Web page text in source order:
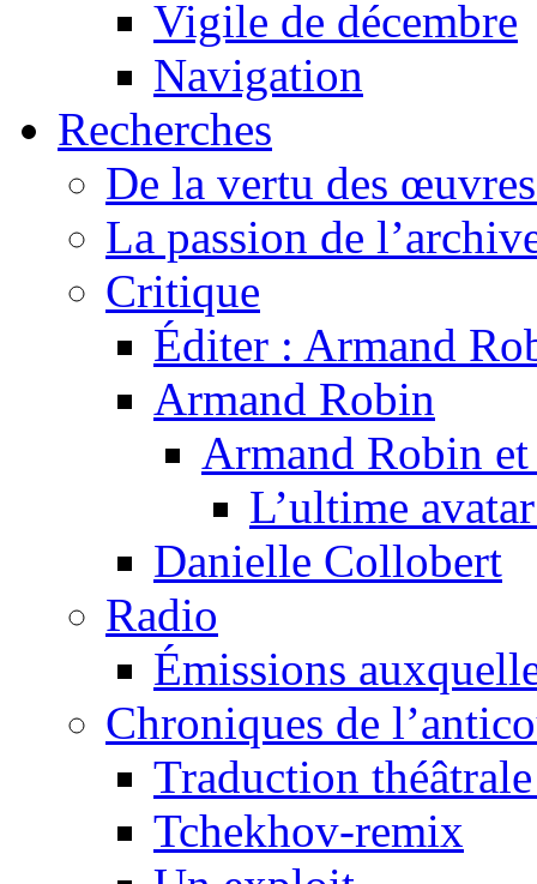
Vigile de décembre
Navigation
Recherches
De la vertu des
La passion de
Critique
Éditer : Armand
Armand Robin
Armand Robin
L’ultime
Danielle Collobert
Radio
Émissions
Chroniques de
Traduction
Tchekhov-remix